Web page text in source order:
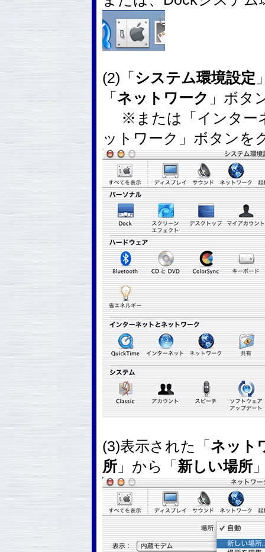
(2)「 システム環境設定
「 ネットワーク 」ボタ
※または「インター
ットワーク」ボタンを
(3)表示された「 ネット
所 」から「 新しい場所